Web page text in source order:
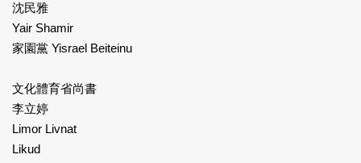
沈民雅
Yair Shamir
家園黨 Yisrael Beiteinu
文化體育省尚書
李立婷
Limor Livnat
Likud